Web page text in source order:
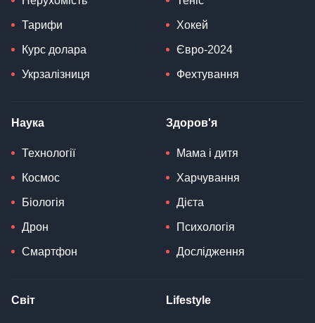
Тарифи
Курс долара
Укрзалізниця
Хокей
Євро-2024
Фехтування
Наука
Технології
Космос
Біологія
Дрон
Смартфон
Здоров'я
Мама і дитя
Харчування
Дієта
Психологія
Дослідження
Світ Lifestyle